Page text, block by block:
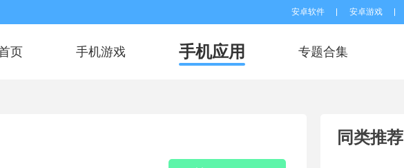
安卓软件 安卓游戏
页 手机游戏 手机应用 专题合集
同类推荐